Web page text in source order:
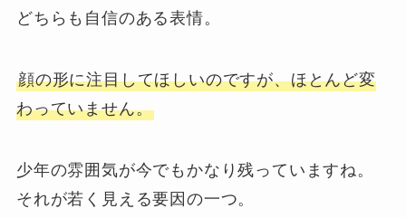
どちらも自信のある表情。
顔の形に注目してほしいのですが、ほとんど変
わっていません。
少年の雰囲気が今でもかなり残っていますね。
それが若く見える要因の一つ。